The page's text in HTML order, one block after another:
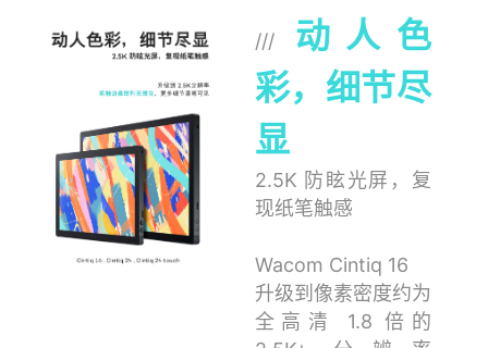
/// 动人色
彩，细节尽
显
2.5K 防眩光屏，复
现纸笔触感
Wacom Cintiq 16
升级到像素密度约为
全高清 1.8 倍的